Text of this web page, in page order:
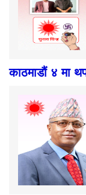
काठमाडौं ४ मा